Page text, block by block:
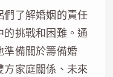
們了解婚姻的責任
挑戰和困難。通
準備關於籌備婚
家庭關係、未來